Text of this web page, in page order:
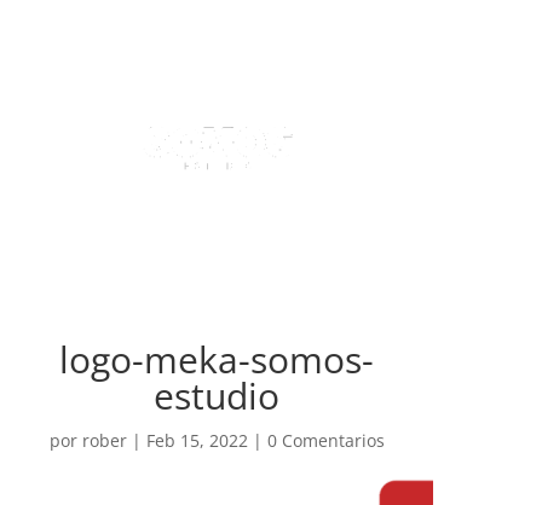
logo-meka-somos-
estudio
por rober| Feb 15, 2022| 0 Comentarios